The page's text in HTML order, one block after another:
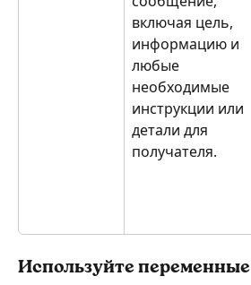
включая цель,
информацию и
любые
необходимые
инструкции или
детали для
получателя.
Используйте переменные